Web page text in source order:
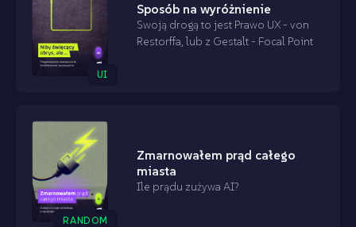
UI
Sposób na wyróżnienie
Swoją drogą to jest Prawo UX - von
Restorffa, lub z Gestalt - Focal Point
RANDOM
Zmarnowałem prąd całego
miasta
Ile prądu zużywa AI?